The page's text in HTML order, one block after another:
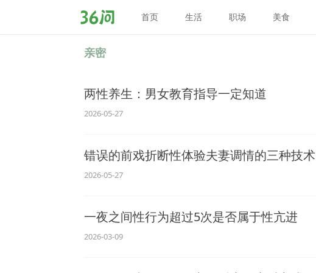
问
首页 生活 职场 美食
亲密
两性养生：男女教育指导一定知道
2026-05-27
错误的前戏折断性体验夫妻调情的三种技术
2026-05-27
一夜之间性行为超过5次是否属于性亢进
2026-03-09